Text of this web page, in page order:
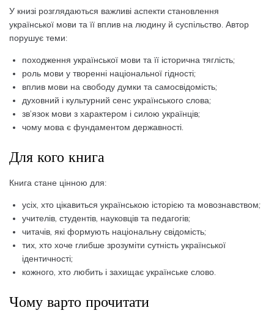
У книзі розглядаються важливі аспекти становлення
української мови та її вплив на людину й суспільство. Автор
порушує теми:
походження української мови та її історична тяглість;
роль мови у творенні національної гідності;
вплив мови на свободу думки та самосвідомість;
духовний і культурний сенс українського слова;
зв’язок мови з характером і силою українців;
чому мова є фундаментом державності.
Для кого книга
Книга стане цінною для:
усіх, хто цікавиться українською історією та мовознавством;
учителів, студентів, науковців та педагогів;
читачів, які формують національну свідомість;
тих, хто хоче глибше зрозуміти сутність української
ідентичності;
кожного, хто любить і захищає українське слово.
Чому варто прочитати